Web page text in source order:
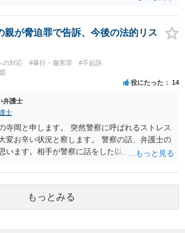
親が脅迫罪で告訴、今後の法的リス
の対応 #暴行・傷害罪
#不起訴
役にたった 14
弁護士
士
寺岡と申します。 突然警察に呼ばれるストレス
変お辛い状況と察します。 警察の話、弁護士の
います。相手が警察に話をした以上、警察も事
話してるかもわかりませんし）。 質問者様の発
うな文言ではないかと思います。 私も含め、弁
言えません。「絶対にない」とは言えないわけ
様も不安になってしまうのでしょう。ですが、
もっとみる